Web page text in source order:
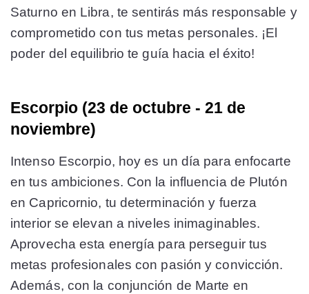
Saturno en Libra, te sentirás más responsable y
comprometido con tus metas personales. ¡El
poder del equilibrio te guía hacia el éxito!
Escorpio (23 de octubre - 21 de
noviembre)
Intenso Escorpio, hoy es un día para enfocarte
en tus ambiciones. Con la influencia de Plutón
en Capricornio, tu determinación y fuerza
interior se elevan a niveles inimaginables.
Aprovecha esta energía para perseguir tus
metas profesionales con pasión y convicción.
Además, con la conjunción de Marte en